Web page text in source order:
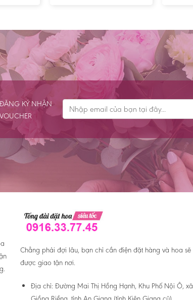
ĐĂNG KÝ NHẬN
VOUCHER
Chẳng phải đợi lâu, bạn chỉ cần điện đặt hàng và hoa sẽ
được giao tận nơi.
Địa chỉ: Đường Mai Thị Hồng Hạnh, Khu Phố Nội Ô, xã